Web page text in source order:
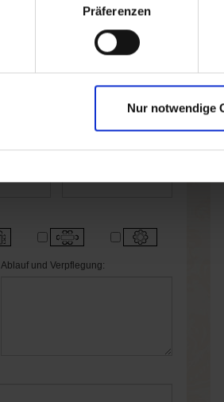
Präferenzen
Nur notwendige
Ablauf und Verpflegung: